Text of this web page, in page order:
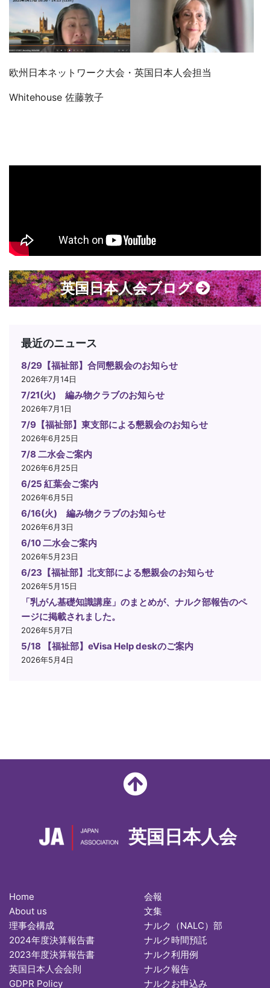
欧州日本ネットワーク大会・英国日本人会担当
Whitehouse 佐藤敦子
英国日本人会ブログ
最近のニュース
8/29【福祉部】合同懇親会のお知らせ
2026年7月14日
7/21(火) 編み物クラブのお知らせ
2026年7月1日
7/9【福祉部】東支部による懇親会のお知らせ
2026年6月25日
7/8 二水会ご案内
2026年6月25日
6/25 紅葉会ご案内
2026年6月5日
6/16(火) 編み物クラブのお知らせ
2026年6月3日
6/10 二水会ご案内
2026年5月23日
6/23【福祉部】北支部による懇親会のお知らせ
2026年5月15日
「乳がん基礎知識講座」のまとめが、ナルク部報告のペ
ージに掲載されました。
2026年5月7日
5/18 【福祉部】eVisa Help deskのご案内
2026年5月4日
英国日本人会
Home
About us
理事会構成
2024年度決算報告書
2023年度決算報告書
英国日本人会会則
GDPR Policy
会報
文集
ナルク（NALC）部
ナルク時間預託
ナルク利用例
ナルク報告
ナルクお申込み